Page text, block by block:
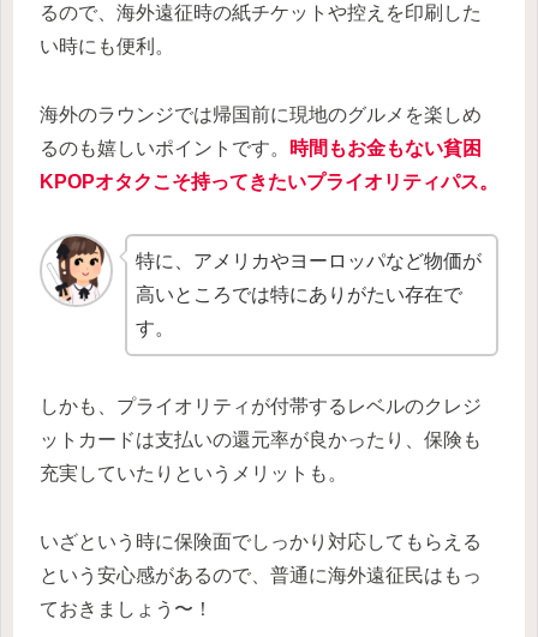
るので、海外遠征時の紙チケットや控えを印刷した
い時にも便利。
海外のラウンジでは帰国前に現地のグルメを楽しめ
るのも嬉しいポイントです。
時間もお金もない貧困
KPOPオタクこそ持ってきたいプライオリティパス。
特に、アメリカやヨーロッパなど物価が
高いところでは特にありがたい存在で
す。
しかも、プライオリティが付帯するレベルのクレジ
ットカードは支払いの還元率が良かったり、保険も
充実していたりというメリットも。
いざという時に保険面でしっかり対応してもらえる
という安心感があるので、普通に海外遠征民はもっ
ておきましょう〜！